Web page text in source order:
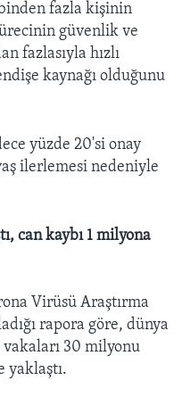
fazla kişinin
güvenlik ve
fazlasıyla hızlı
kaynağı olduğunu
yüzde 20'si onay
ilerlemesi nedeniyle
can kaybı 1 milyona
Virüsü Araştırma
rapora göre, dünya
30 milyonu
yaklaştı.